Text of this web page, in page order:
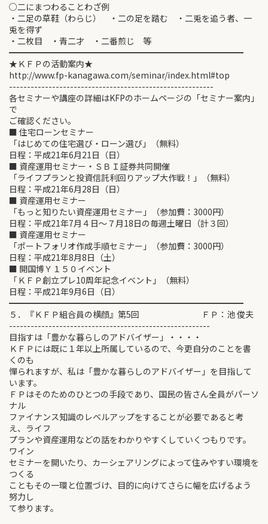
○二にまつわることわざ例
・二足の草鞋（わらじ） ・二の足を踏む ・二兎を追う者、一
兎を得ず
・二枚目 ・青二才 ・二番煎じ 等
━━━━━━━━━━━━━━━━━━━━━━━━━━━━
★ＫＦＰの活動案内★
http://www.fp-kanagawa.com/seminar/index.html#top
---------------------------------------------------------
各セミナーや講座の詳細はKFPのホームページの「セミナー案内」
で
ご確認ください。
■ 住宅ローンセミナー
「はじめての住宅選び・ローン選び」（無料）
日程：平成21年6月21日（日）
■ 資産運用セミナー・ＳＢＩ証券共同開催
「ライフプランと投資信託利回りアップ大作戦！」（無料）
日程：平成21年6月28日（日）
■ 資産運用セミナー
「もっと知りたい資産運用セミナー」（参加費：3000円）
日程：平成21年7月４日～７月18日の毎週土曜日（計３回）
■ 資産運用セミナー
「ポートフォリオ作成手順セミナー」（参加費：3000円）
日程：平成21年8月8日（土）
■ 開国博Ｙ１５０イベント
「ＫＦＰ創立プレ10周年記念イベント」（無料）
日程：平成21年9月6日（日）
━━━━━━━━━━━━━━━━━━━━━━━━━━━━
５．『ＫＦＰ組合員の横顔』第5回 ＦＰ：池 俊夫
--------------------------------------------------------
目指すは「豊かな暮らしのアドバイザー」・・・・
ＫＦＰには既に１年以上所属しているので、今更自分のことを書
くのも
憚られますが、私は「豊かな暮らしのアドバイザー」を目指して
います。
ＦＰはそのためのひとつの手段であり、国民の皆さん全員がパーソ
ナル
ファイナンス知識のレベルアップをすることが必要であると考
え、ライフ
プランや資産運用などの話をわかりやすくしていくつもりです。
ワイン
セミナーを開いたり、カーシェアリングによって住みやすい環境を
つくる
こともその一環と位置づけ、目的に向けてさらに幅を広げるよう
努力し
て参ります。